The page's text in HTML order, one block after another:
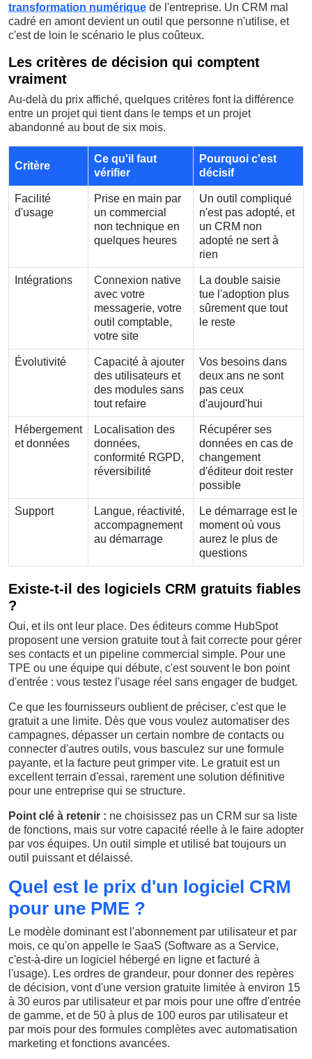
transformation numérique de l'entreprise. Un CRM mal
cadré en amont devient un outil que personne n'utilise, et
c'est de loin le scénario le plus coûteux.
Les critères de décision qui comptent
vraiment
Au-delà du prix affiché, quelques critères font la différence
entre un projet qui tient dans le temps et un projet
abandonné au bout de six mois.
Critère
Ce qu'il faut
vérifier
Pourquoi c'est
décisif
Facilité
d'usage
Prise en main par
un commercial
non technique en
quelques heures
Un outil compliqué
n'est pas adopté, et
un CRM non
adopté ne sert à
rien
Intégrations
Connexion native
avec votre
messagerie, votre
outil comptable,
votre site
La double saisie
tue l'adoption plus
sûrement que tout
le reste
Évolutivité
Capacité à ajouter
des utilisateurs et
des modules sans
tout refaire
Vos besoins dans
deux ans ne sont
pas ceux
d'aujourd'hui
Hébergement
et données
Localisation des
données,
conformité RGPD,
réversibilité
Récupérer ses
données en cas de
changement
d'éditeur doit rester
possible
Support
Langue, réactivité,
accompagnement
au démarrage
Le démarrage est le
moment où vous
aurez le plus de
questions
Existe-t-il des logiciels CRM gratuits fiables
?
Oui, et ils ont leur place. Des éditeurs comme HubSpot
proposent une version gratuite tout à fait correcte pour gérer
ses contacts et un pipeline commercial simple. Pour une
TPE ou une équipe qui débute, c'est souvent le bon point
d'entrée : vous testez l'usage réel sans engager de budget.
Ce que les fournisseurs oublient de préciser, c'est que le
gratuit a une limite. Dès que vous voulez automatiser des
campagnes, dépasser un certain nombre de contacts ou
connecter d'autres outils, vous basculez sur une formule
payante, et la facture peut grimper vite. Le gratuit est un
excellent terrain d'essai, rarement une solution définitive
pour une entreprise qui se structure.
Point clé à retenir : ne choisissez pas un CRM sur sa liste
de fonctions, mais sur votre capacité réelle à le faire adopter
par vos équipes. Un outil simple et utilisé bat toujours un
outil puissant et délaissé.
Quel est le prix d'un logiciel CRM
pour une PME ?
Le modèle dominant est l'abonnement par utilisateur et par
mois, ce qu'on appelle le SaaS (Software as a Service,
c'est-à-dire un logiciel hébergé en ligne et facturé à
l'usage). Les ordres de grandeur, pour donner des repères
de décision, vont d'une version gratuite limitée à environ 15
à 30 euros par utilisateur et par mois pour une offre d'entrée
de gamme, et de 50 à plus de 100 euros par utilisateur et
par mois pour des formules complètes avec automatisation
marketing et fonctions avancées.